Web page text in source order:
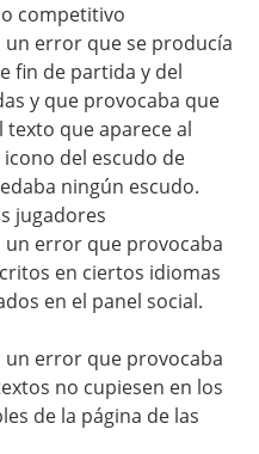
competitivo
error que se producía
fin de partida y del
y que provocaba que
texto que aparece al
del escudo de
ningún escudo.
jugadores
error que provocaba
en ciertos idiomas
en el panel social.
error que provocaba
no cupiesen en los
de la página de las